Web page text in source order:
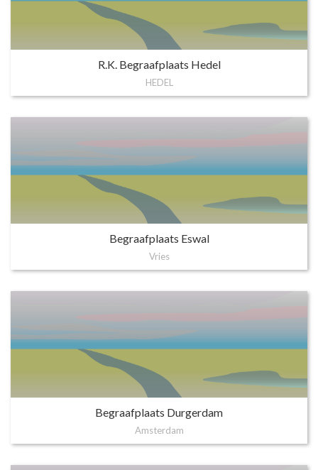
R.K. Begraafplaats Hedel
HEDEL
Begraafplaats Eswal
Vries
Begraafplaats Durgerdam
Amsterdam